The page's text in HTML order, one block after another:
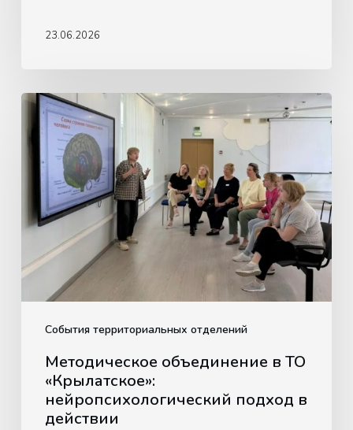
23.06.2026
События территориальных отделений
Методическое
объединение
«Крылатское»:
нейропсихологический
подход
действии
Методическое объединение в ТО
«Крылатское»:
нейропсихологический подход в
действии